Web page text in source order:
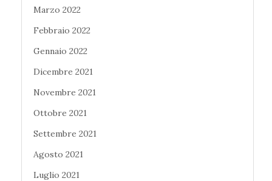
Marzo 2022
Febbraio 2022
Gennaio 2022
Dicembre 2021
Novembre 2021
Ottobre 2021
Settembre 2021
Agosto 2021
Luglio 2021